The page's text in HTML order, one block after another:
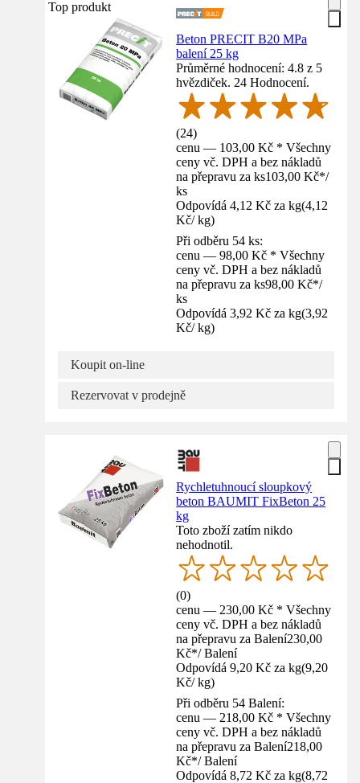
Top produkt
Beton PRECIT B20 MPa
balení 25 kg
Průměrné hodnocení: 4.8 z 5
hvězdiček. 24 Hodnocení.
(24)
cenu — 103,00 Kč * Všechny
ceny vč. DPH a bez nákladů
na přepravu za ks103,00 Kč*/
ks
Odpovídá 4,12 Kč za kg(4,12
Kč/ kg)
Při odběru 54 ks:
cenu — 98,00 Kč * Všechny
ceny vč. DPH a bez nákladů
na přepravu za ks98,00 Kč*/
ks
Odpovídá 3,92 Kč za kg(3,92
Kč/ kg)
Koupit on-line
Rezervovat v prodejně
Rychletuhnoucí sloupkový
beton BAUMIT FixBeton 25
kg
Toto zboží zatím nikdo
nehodnotil.
(0)
cenu — 230,00 Kč * Všechny
ceny vč. DPH a bez nákladů
na přepravu za Balení230,00
Kč*/ Balení
Odpovídá 9,20 Kč za kg(9,20
Kč/ kg)
Při odběru 54 Balení:
cenu — 218,00 Kč * Všechny
ceny vč. DPH a bez nákladů
na přepravu za Balení218,00
Kč*/ Balení
Odpovídá 8,72 Kč za kg(8,72